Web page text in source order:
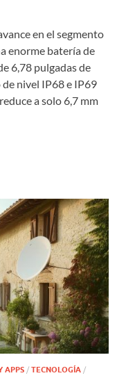
en el segmento
enorme batería de
6,78 pulgadas de
de nivel IP68 e IP69
a solo 6,7 mm
APPS / TECNOLOGÍA /